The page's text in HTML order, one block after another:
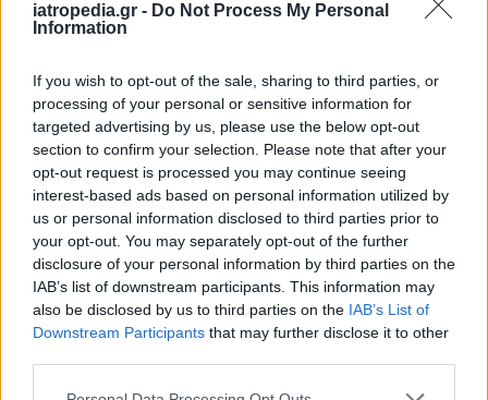
iatropedia.gr - Do Not Process My Personal
Information
If you wish to opt-out of the sale, sharing to third parties, or
processing of your personal or sensitive information for
targeted advertising by us, please use the below opt-out
section to confirm your selection. Please note that after your
opt-out request is processed you may continue seeing
interest-based ads based on personal information utilized by
us or personal information disclosed to third parties prior to
your opt-out. You may separately opt-out of the further
disclosure of your personal information by third parties on the
IAB’s list of downstream participants. This information may
also be disclosed by us to third parties on the IAB’s List of
Downstream Participants that may further disclose it to other
ΥΓΕΙΑ 07 Αυγούστου 2026
Καύσωνας: Οι κίνδυνοι για όσους κάνουν θεραπεία
για διαβήτη και παχυσαρκία
ΕΙΔΗΣΕΙΣ 07 Αυγούστου 2026 19:33
ΙΣΑ: «Καμπανάκι» για τον ιό του Δυτικού Νείλου στην
Αττική – Τι ζητά από τις Αρχές